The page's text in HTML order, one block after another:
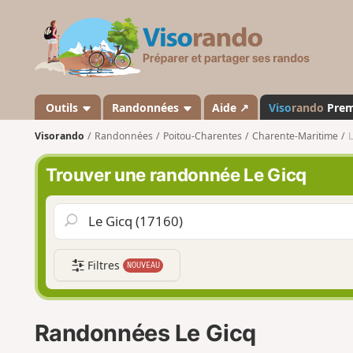
s
a
n
d
o
Outils Randonnées Aide ↗ Visorando
Visorando Randonnées Poitou-Charentes Charente-Maritime
Trouver une randonnée Le Gicq
Filtres NOUVEAU
Randonnées Le Gicq